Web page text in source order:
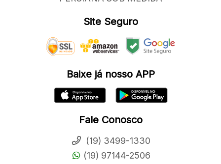
Site Seguro
Baixe já nosso APP
Fale Conosco
(19) 3499-1330
(19) 97144-2506